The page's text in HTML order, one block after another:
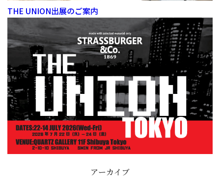
THE UNION出展のご案内
アーカイブ